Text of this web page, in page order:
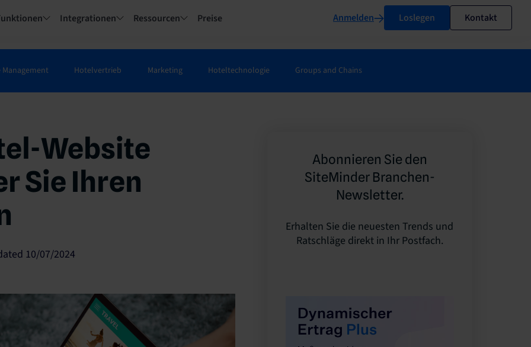
Integrationen Ressourcen Preise Anmelden Loslegen Kontakt
Management Hotelvertrieb Marketing Hoteltechnologie Groups and Chains
Website
Sie Ihren
10/07/2024
Abonnieren Sie den
SiteMinder Branchen-
Newsletter.
Erhalten Sie die neuesten Trends und
Ratschläge direkt in Ihr Postfach.